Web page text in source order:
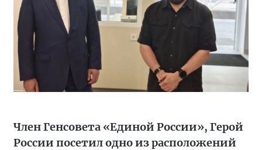
Член Генсовета «Единой России», Герой
России посетил одно из расположений